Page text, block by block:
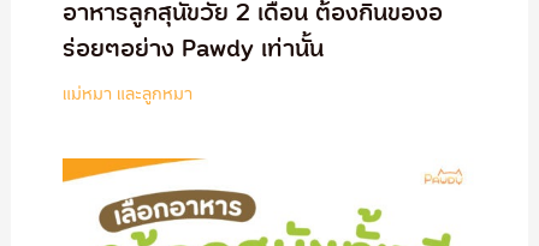
อาหารลูกสุนัขวัย 2 เดือน ต้องกินของอ
ร่อยๆอย่าง Pawdy เท่านั้น
แม่หมา และลูกหมา